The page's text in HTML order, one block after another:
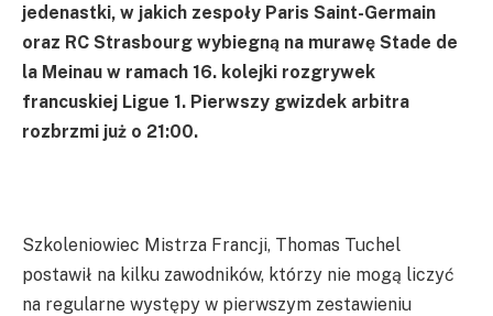
jedenastki, w jakich zespoły Paris Saint-Germain
oraz RC Strasbourg wybiegną na murawę Stade de
la Meinau w ramach 16. kolejki rozgrywek
francuskiej Ligue 1. Pierwszy gwizdek arbitra
rozbrzmi już o 21:00.
Szkoleniowiec Mistrza Francji, Thomas Tuchel
postawił na kilku zawodników, którzy nie mogą liczyć
na regularne występy w pierwszym zestawieniu